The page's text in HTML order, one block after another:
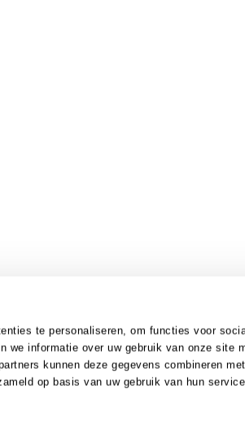
te personaliseren, om functies voor
we informatie over uw gebruik van onze site
kunnen deze gegevens combineren
op basis van uw gebruik van hun